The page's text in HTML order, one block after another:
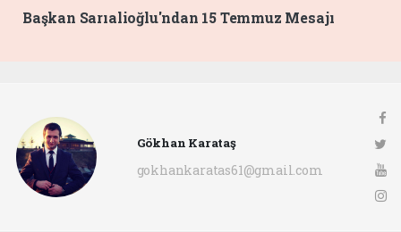
Başkan Sarıalioğlu'ndan 15 Temmuz Mesajı
Gökhan Karataş
gokhankaratas61@gmail.com